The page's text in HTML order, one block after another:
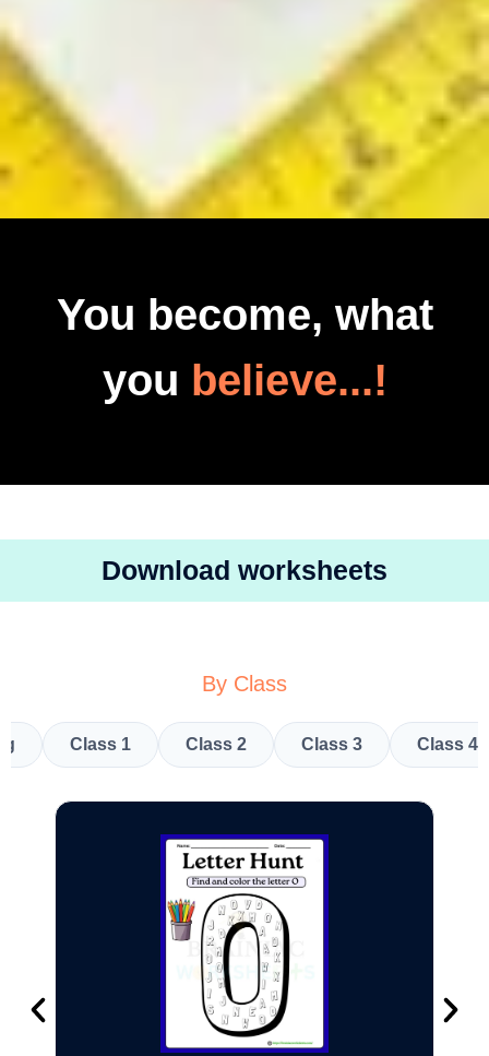
You become, what
you believe...!
Download worksheets
By Class
Class 1 Class 2 Class 3 Class 4